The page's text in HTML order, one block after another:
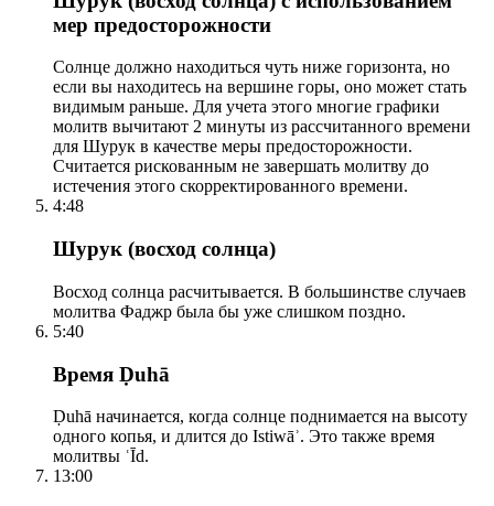
мер предосторожности
Солнце должно находиться чуть ниже горизонта, но
если вы находитесь на вершине горы, оно может стать
видимым раньше. Для учета этого многие графики
молитв вычитают 2 минуты из рассчитанного времени
для Шурук в качестве меры предосторожности.
Считается рискованным не завершать молитву до
истечения этого скорректированного времени.
4:48
Шурук (восход солнца)
Восход солнца расчитывается. В большинстве случаев
молитва Фаджр была бы уже слишком поздно.
5:40
Время Ḍuhā
Ḍuhā начинается, когда солнце поднимается на высоту
одного копья, и длится до Istiwāʾ. Это также время
молитвы ʿĪd.
13:00